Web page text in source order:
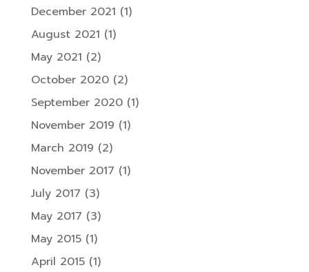
December 2021 (1)
August 2021 (1)
May 2021 (2)
October 2020(2)
September 2020(1)
November 2019 (1)
March 2019 (2)
November 2017 (1)
July 2017 (3)
May 2017 (3)
May 2015(1)
April 2015(1)